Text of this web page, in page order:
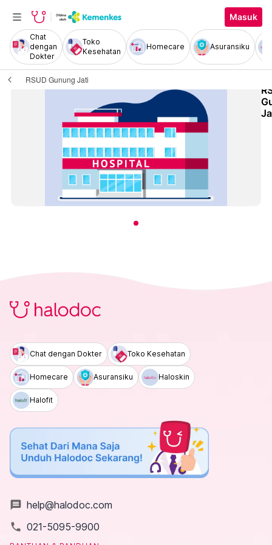
Masuk
Chat
dengan
Dokter
Toko
Kesehatan
Homecare Asuransiku
RSUD Gunung Jati
Chat dengan Dokter Toko Kesehatan
Homecare Asuransiku Haloskin
Halofit
message help@halodoc.com
local_phone 021-5095-9900